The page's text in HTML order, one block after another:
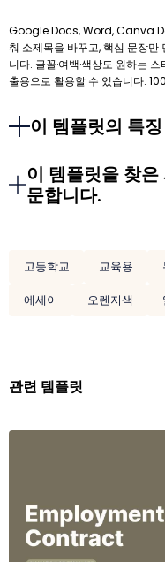
Google Docs, Word, Canva
춰 소제목을 바꾸고, 핵심 문장
니다. 글꼴·여백·색상도 원하는
출용으로 활용할 수 있습니다.
이 템플릿의 특징
이 템플릿을 찾
문합니다.
고등학교 교육용
에세이
오렌지색
관련 템플릿